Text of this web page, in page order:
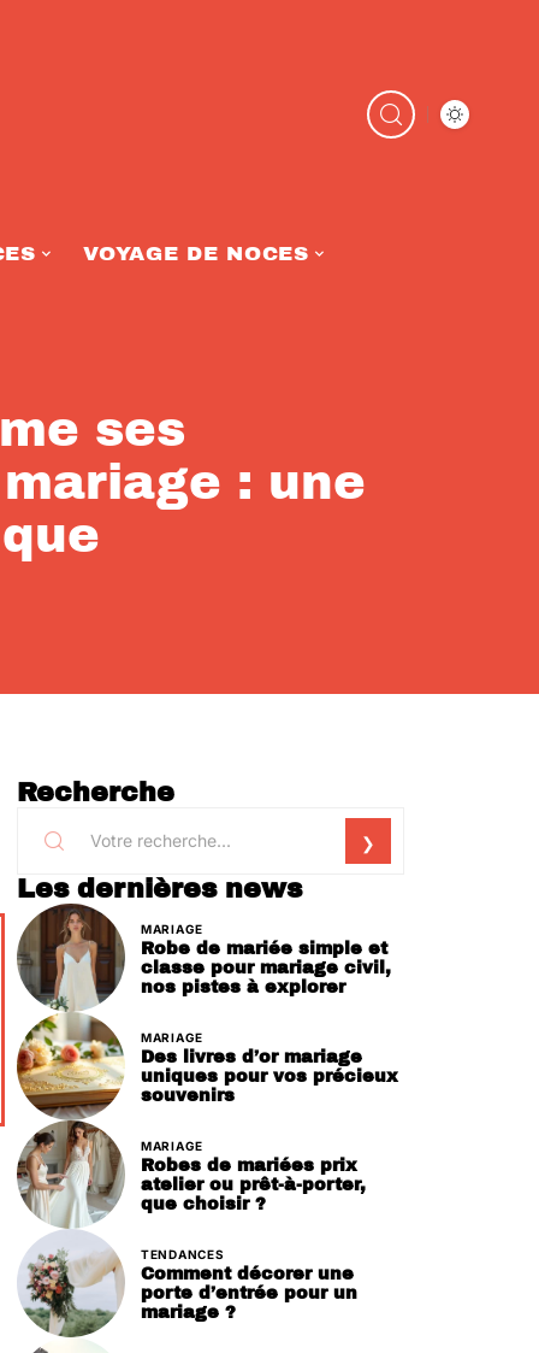
VOYAGE DE NOCES
ses
: une
Recherche
Les dernières news
MARIAGE
Robe de mariée simple et
classe pour mariage civil,
nos pistes à explorer
MARIAGE
Des livres d’or mariage
uniques pour vos précieux
souvenirs
MARIAGE
Robes de mariées prix
atelier ou prêt-à-porter,
que choisir ?
TENDANCES
Comment décorer une
porte d’entrée pour un
mariage ?